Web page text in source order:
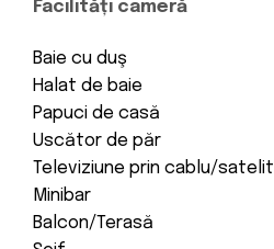
Facilități cameră
Baie cu duş
Halat de baie
Papuci de casă
Uscător de păr
Televiziune prin cablu/satelit
Minibar
Balcon/Terasă